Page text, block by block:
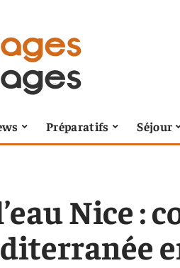
Préparatifs Séjour
Nice :